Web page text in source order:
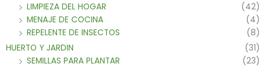
LIMPIEZA DEL HOGAR
(42)
MENAJE DE COCINA
(4)
REPELENTE DE INSECTOS
(8)
HUERTO Y JARDIN
(31)
SEMILLAS PARA PLANTAR
(23)